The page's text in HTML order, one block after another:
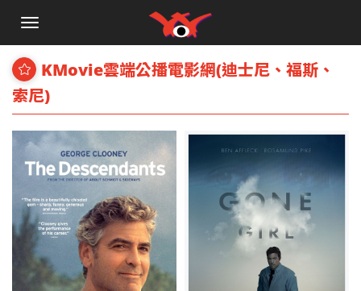
手
選
單
KMovie雲端公播電影網(迪士尼、福斯、
索尼)